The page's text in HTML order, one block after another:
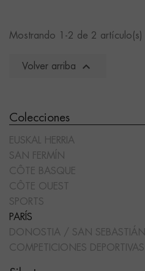
Colecciones
EUSKAL HERRIA
SAN FERMÍN
CÔTE BASQUE
CÔTE OUEST
SPORTS
PARÍS
DONOSTIA / SAN SEBASTIÁN
COMPETICIONES DEPORTIVAS
Mostrando 1-2 de 2 artículo(s)
Volver arriba 